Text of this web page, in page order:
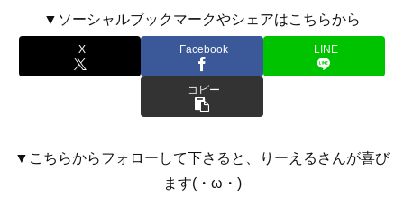
▼ソーシャルブックマークやシェアはこちらから
X Facebook LINE
コピー
▼こちらからフォローして下さると、りーえるさんが喜び
ます(・ω・)